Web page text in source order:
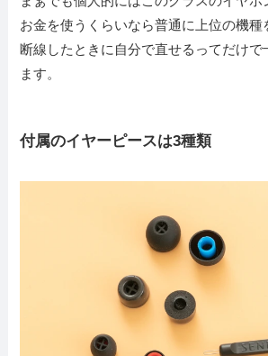
お金を使うくらいなら普通に上位の機
断線したときに自分で直せるってだけで
ます。
付属のイヤーピースは3種類